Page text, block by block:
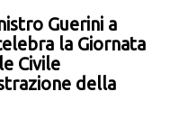
il Rescue Coordination
Comando Operazioni
nell’ambito dell’accordo
(SAR… [leggi
Guerini a
la Giornata
Civile
della